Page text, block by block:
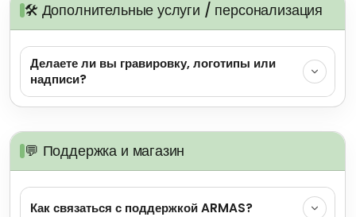
🛠️ Дополнительные услуги / персонализация
Делаете ли вы гравировку, логотипы или
надписи?
💬 Поддержка и магазин
Как связаться с поддержкой ARMAS?